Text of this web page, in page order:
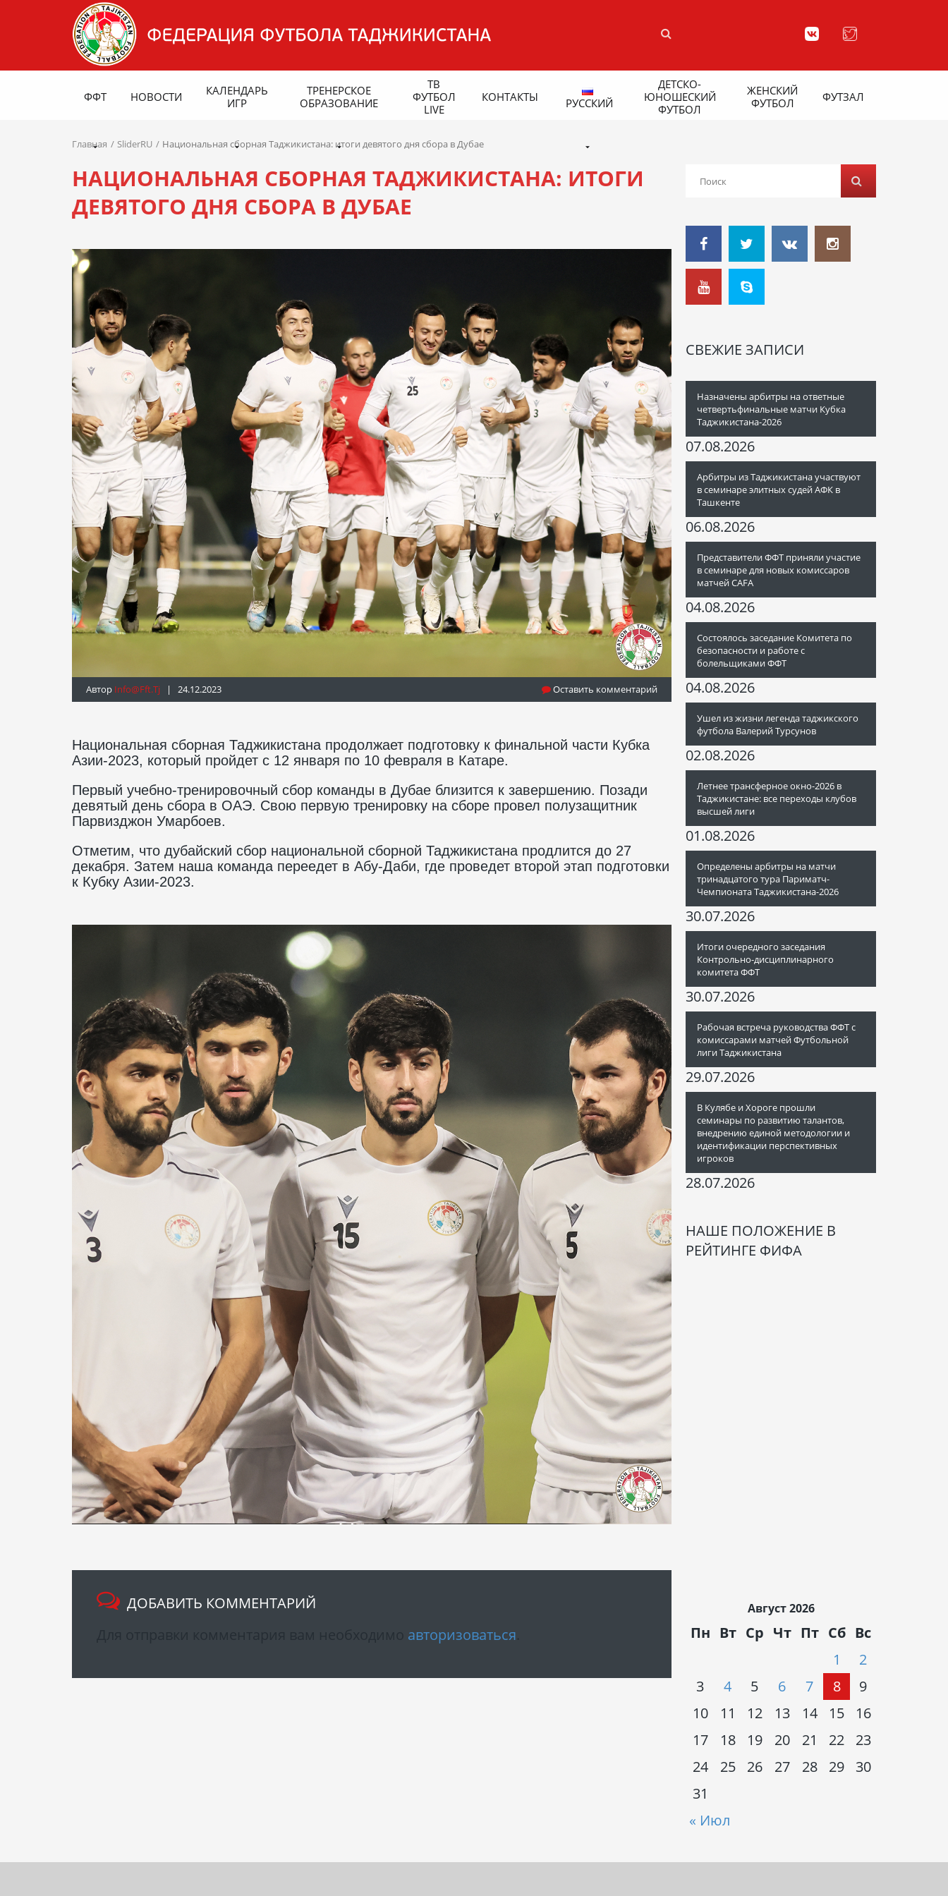
ФФТ НОВОСТИ
КАЛЕНДАРЬ
ИГР
ТРЕНЕРСКОЕ
ОБРАЗОВАНИЕ
ТВ
ФУТБОЛ
LIVE
КОНТАКТЫ РУССКИЙ
ДЕТСКО-
ЮНОШЕСКИЙ
ФУТБОЛ
ЖЕНСКИЙ
ФУТБОЛ
ФУТЗАЛ
Главная SliderRU Национальная сборная Таджикистана: итоги девятого дня сбора в Дубае
НАЦИОНАЛЬНАЯ СБОРНАЯ ТАДЖИКИСТАНА: ИТОГИ
ДЕВЯТОГО ДНЯ СБОРА В ДУБАЕ
Автор Info@fft.tj | 24.12.2023 Оставить комментарий
Национальная сборная Таджикистана продолжает подготовку к финальной части Кубка
Азии-2023, который пройдет с 12 января по 10 февраля в Катаре.
Первый учебно-тренировочный сбор команды в Дубае близится к завершению. Позади
девятый день сбора в ОАЭ. Свою первую тренировку на сборе провел полузащитник
Парвизджон Умарбоев.
Отметим, что дубайский сбор национальной сборной Таджикистана продлится до 27
декабря. Затем наша команда переедет в Абу-Даби, где проведет второй этап подготовки
к Кубку Азии-2023.
ДОБАВИТЬ КОММЕНТАРИЙ
авторизоваться
СВЕЖИЕ ЗАПИСИ
Назначены арбитры на ответные
четвертьфинальные матчи Кубка
Таджикистана-2026
07.08.2026
Арбитры из Таджикистана участвуют
в семинаре элитных судей АФК в
Ташкенте
06.08.2026
Представители ФФТ приняли участие
в семинаре для новых комиссаров
матчей CAFA
04.08.2026
Состоялось заседание Комитета по
безопасности и работе с
болельщиками ФФТ
04.08.2026
Ушел из жизни легенда таджикского
футбола Валерий Турсунов
02.08.2026
Летнее трансферное окно-2026 в
Таджикистане: все переходы клубов
высшей лиги
01.08.2026
Определены арбитры на матчи
тринадцатого тура Париматч-
Чемпионата Таджикистана-2026
30.07.2026
Итоги очередного заседания
Контрольно-дисциплинарного
комитета ФФТ
30.07.2026
Рабочая встреча руководства ФФТ с
комиссарами матчей Футбольной
лиги Таджикистана
29.07.2026
В Кулябе и Хороге прошли
семинары по развитию талантов,
внедрению единой методологии и
идентификации перспективных
игроков
28.07.2026
НАШЕ ПОЛОЖЕНИЕ В
РЕЙТИНГЕ ФИФА
Август 2026
Пн Вт Ср Чт Пт Сб Вс
« Июл
1
2
3
4 5 6 7 8
9
10
11 12 13 14 15
16
17
18 19 20 21 22
23
24
25 26 27 28 29
30
31